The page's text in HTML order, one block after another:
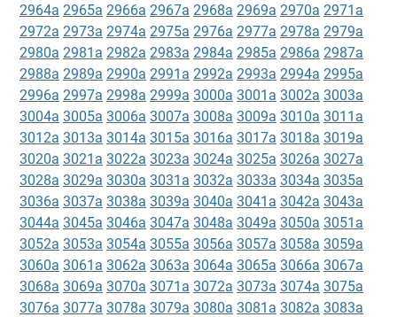
2964a 2965a 2966a 2967a 2968a 2969a 2970a 2971a
2972a 2973a 2974a 2975a 2976a 2977a 2978a 2979a
2980a 2981a 2982a 2983a 2984a 2985a 2986a 2987a
2988a 2989a 2990a 2991a 2992a 2993a 2994a 2995a
2996a 2997a 2998a 2999a 3000a 3001a 3002a 3003a
3004a 3005a 3006a 3007a 3008a 3009a 3010a 3011a
3012a 3013a 3014a 3015a 3016a 3017a 3018a 3019a
3020a 3021a 3022a 3023a 3024a 3025a 3026a 3027a
3028a 3029a 3030a 3031a 3032a 3033a 3034a 3035a
3036a 3037a 3038a 3039a 3040a 3041a 3042a 3043a
3044a 3045a 3046a 3047a 3048a 3049a 3050a 3051a
3052a 3053a 3054a 3055a 3056a 3057a 3058a 3059a
3060a 3061a 3062a 3063a 3064a 3065a 3066a 3067a
3068a 3069a 3070a 3071a 3072a 3073a 3074a 3075a
3076a 3077a 3078a 3079a 3080a 3081a 3082a 3083a